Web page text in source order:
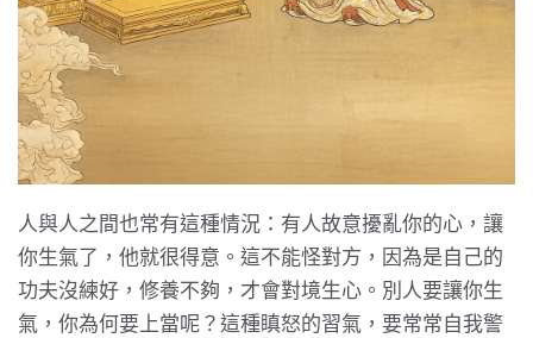
人與人之間也常有這種情況：有人故意擾亂你的心，讓
你生氣了，他就很得意。這不能怪對方，因為是自己的
功夫沒練好，修養不夠，才會對境生心。別人要讓你生
氣，你為何要上當呢？這種瞋怒的習氣，要常常自我警